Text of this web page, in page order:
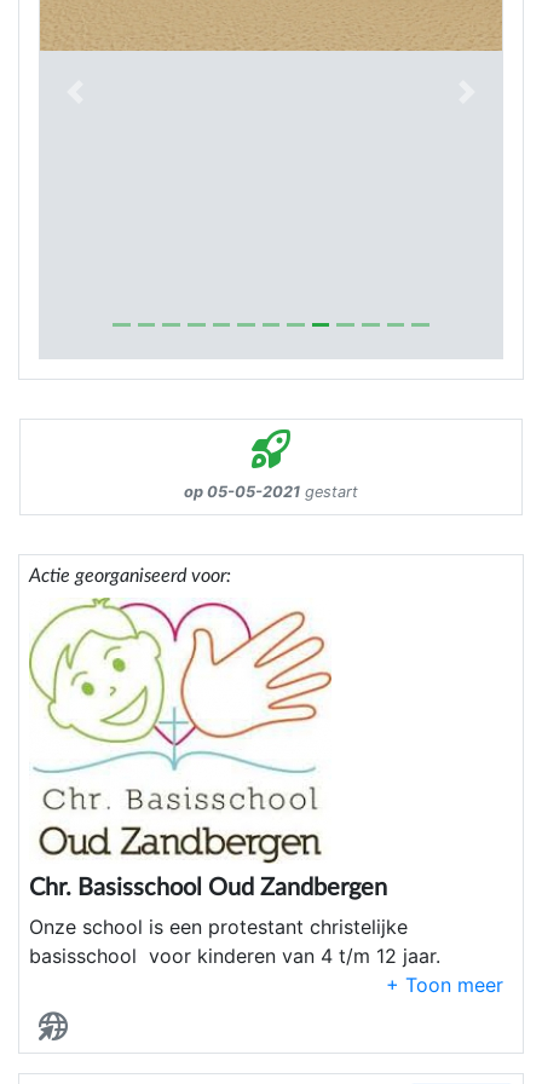
op 05-05-2021 gestart
Actie georganiseerd voor:
Chr. Basisschool Oud Zandbergen
Onze school is een protestant christelijke
basisschool voor kinderen van 4 t/m 12 jaar.
De grondslag houdt in dat we op school de bijbel
centraal stellen in ons denken en doen.
In ons onderwijs streven wij naar een
ononderbroken voortgang in het leerproces en